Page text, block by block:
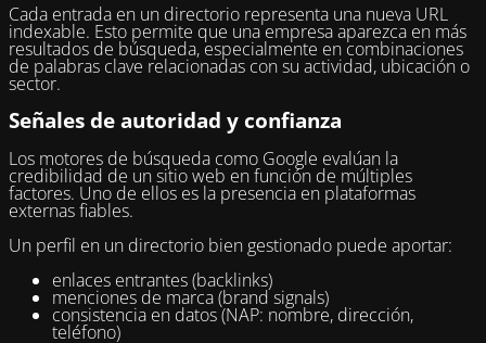
Cada entrada en un directorio representa una nueva URL
indexable. Esto permite que una empresa aparezca en más
resultados de búsqueda, especialmente en combinaciones
de palabras clave relacionadas con su actividad, ubicación o
sector.
Señales de autoridad y confianza
Los motores de búsqueda como Google evalúan la
credibilidad de un sitio web en función de múltiples
factores. Uno de ellos es la presencia en plataformas
externas fiables.
Un perfil en un directorio bien gestionado puede aportar:
enlaces entrantes (backlinks)
menciones de marca (brand signals)
consistencia en datos (NAP: nombre, dirección,
teléfono)